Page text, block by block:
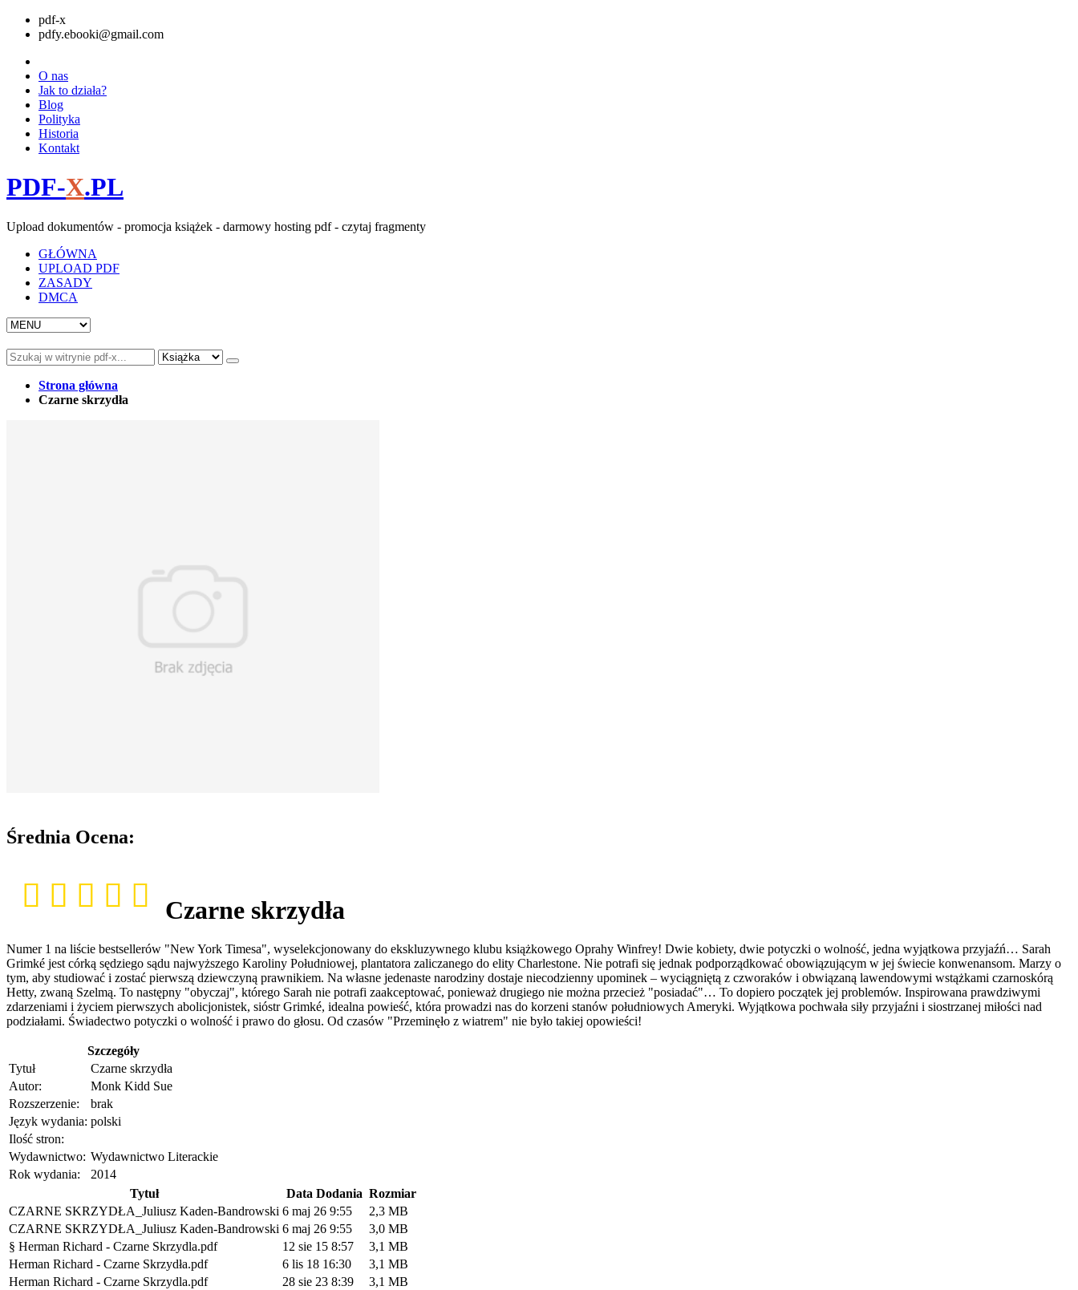
pdf-x
pdfy.ebooki@gmail.com
O nas
Jak to działa?
Blog
Polityka
Historia
Kontakt
PDF-X.PL
Upload dokumentów - promocja książek - darmowy hosting pdf - czytaj fragmenty
GŁÓWNA
UPLOAD PDF
ZASADY
DMCA
Strona główna
Czarne skrzydła
Średnia Ocena:
Czarne skrzydła
Numer 1 na liście bestsellerów "New York Timesa", wyselekcjonowany do ekskluzywnego klubu książkowego Oprahy Winfrey! Dwie kobiety, dwie potyczki o wolność, jedna wyjątkowa przyjaźń… Sarah
Grimké jest córką sędziego sądu najwyższego Karoliny Południowej, plantatora zaliczanego do elity Charlestone. Nie potrafi się jednak podporządkować obowiązującym w jej świecie konwenansom. Marzy o
tym, aby studiować i zostać pierwszą dziewczyną prawnikiem. Na własne jedenaste narodziny dostaje niecodzienny upominek – wyciągniętą z czworaków i obwiązaną lawendowymi wstążkami czarnoskórą
Hetty, zwaną Szelmą. To następny "obyczaj", którego Sarah nie potrafi zaakceptować, ponieważ drugiego nie można przecież "posiadać"… To dopiero początek jej problemów. Inspirowana prawdziwymi
zdarzeniami i życiem pierwszych abolicjonistek, sióstr Grimké, idealna powieść, która prowadzi nas do korzeni stanów południowych Ameryki. Wyjątkowa pochwała siły przyjaźni i siostrzanej miłości nad
podziałami. Świadectwo potyczki o wolność i prawo do głosu. Od czasów "Przeminęło z wiatrem" nie było takiej opowieści!
Szczegóły
Tytuł
Czarne skrzydła
Autor:
Monk Kidd Sue
Rozszerzenie:
brak
Język wydania: polski
Ilość stron:
Wydawnictwo: Wydawnictwo Literackie
Rok wydania:
2014
Tytuł
Data Dodania Rozmiar
CZARNE SKRZYDŁA_Juliusz Kaden-Bandrowski 6 maj 26 9:55
2,3 MB
CZARNE SKRZYDŁA_Juliusz Kaden-Bandrowski 6 maj 26 9:55
3,0 MB
§ Herman Richard - Czarne Skrzydla.pdf
12 sie 15 8:57
3,1 MB
Herman Richard - Czarne Skrzydła.pdf
6 lis 18 16:30
3,1 MB
Herman Richard - Czarne Skrzydla.pdf
28 sie 23 8:39
3,1 MB